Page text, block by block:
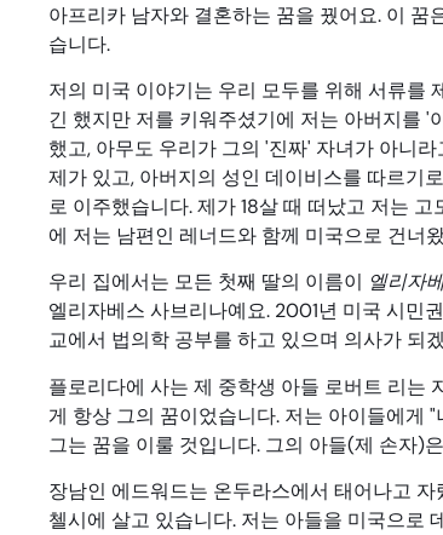
아프리카 남자와 결혼하는 꿈을 꿨어요. 이
습니다.
저의 미국 이야기는 우리 모두를 위해 서류를
긴 했지만 저를 키워주셨기에 저는 아버지를 '
했고, 아무도 우리가 그의 '진짜' 자녀가 아니
제가 있고, 아버지의 성인 데이비스를 따르기
로 이주했습니다. 제가 18살 때 떠났고 저는
에 저는 남편인 레너드와 함께 미국으로 건너
우리 집에서는 모든 첫째 딸의 이름이 엘리자
엘리자베스 사브리나예요. 2001년 미국 시민
교에서 법의학 공부를 하고 있으며 의사가 되
플로리다에 사는 제 중학생 아들 로버트 리는
게 항상 그의 꿈이었습니다. 저는 아이들에게
그는 꿈을 이룰 것입니다. 그의 아들(제 손자)
장남인 에드워드는 온두라스에서 태어나고
첼시에 살고 있습니다. 저는 아들을 미국으로